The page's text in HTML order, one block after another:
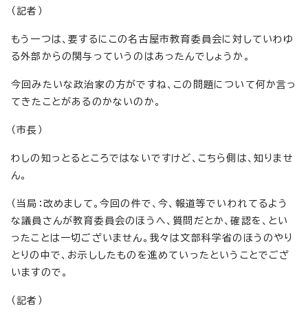
（記者）
もう一つは、要するにこの名古屋市教育委員会に対していわゆ
る外部からの関与っていうのはあったんでしょうか。
今回みたいな政治家の方がですね、この問題について何か言っ
てきたことがあるのかないのか。
（市長）
わしの知っとるところではないですけど、こちら側は、知りませ
ん。
（当局：改めまして。今回の件で、今、報道等でいわれてるよう
な議員さんが教育委員会のほうへ、質問だとか、確認を、とい
ったことは一切ございません。我々は文部科学省のほうのやり
とりの中で、お示ししたものを進めていったということでござ
いますので。
（記者）